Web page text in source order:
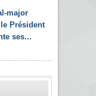
major
Président
ses...